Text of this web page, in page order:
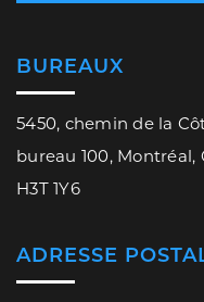
BUREAUX
5450, chemin de la
bureau 100, Montréal,
H3T 1Y6
ADRESSE